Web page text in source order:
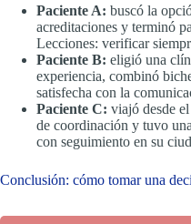
Paciente A: buscó la
acreditaciones y terminó
Lecciones: verificar
Paciente B: eligió una
experiencia, combinó
satisfecha con la
Paciente C: viajó desde
de coordinación y tuvo
con seguimiento en su
Conclusión: cómo tomar una